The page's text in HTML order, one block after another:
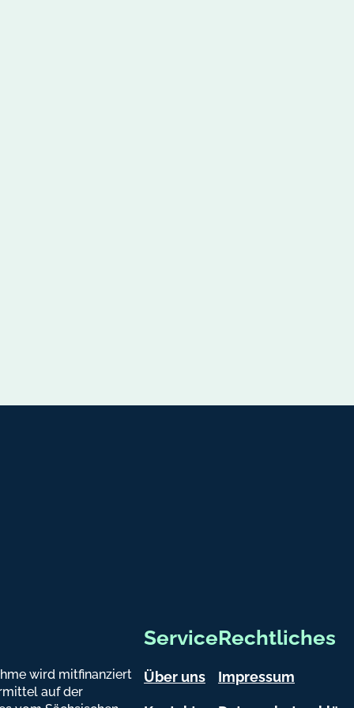
wird mitfinanziert
auf der
Service
Über uns
Rechtliches
Impressum